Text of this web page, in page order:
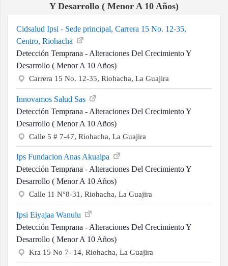
Y Desarrollo ( Menor A 10 Años)
Cidsalud Ipsi - Sede principal, Carrera 15 No. 12-35,
Centro, Riohacha
Detección Temprana - Alteraciones Del Crecimiento Y
Desarrollo ( Menor A 10 Años)
Carrera 15 No. 12-35, Riohacha, La Guajira
Innovamos Salud Sas
Detección Temprana - Alteraciones Del Crecimiento Y
Desarrollo ( Menor A 10 Años)
Calle 5 # 7-47, Riohacha, La Guajira
Ips Fundacion Anas Akuaipa
Detección Temprana - Alteraciones Del Crecimiento Y
Desarrollo ( Menor A 10 Años)
Calle 11 N°8-31, Riohacha, La Guajira
Ipsi Eiyajaa Wanulu
Detección Temprana - Alteraciones Del Crecimiento Y
Desarrollo ( Menor A 10 Años)
Kra 15 No 7- 14, Riohacha, La Guajira